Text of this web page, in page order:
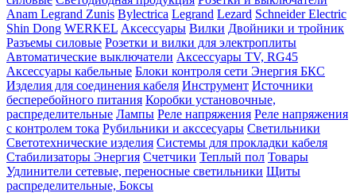
Anam Legrand Zunis Bylectrica Legrand Lezard Schneider Electric
Shin Dong WERKEL Аксессуары Вилки Двойники и тройник
Разъемы силовые Розетки и вилки для электроплиты
Автоматические выключатели Аксессуары TV, RG45
Аксессуары кабельные Блоки контроля сети Энергия БКС
Изделия для соединения кабеля Инструмент Источники
бесперебойного питания Коробки установочные,
распределительные Лампы Реле напряжения Реле напряжения
с контролем тока Рубильники и акссесуары Светильники
Светотехнические изделия Системы для прокладки кабеля
Стабилизаторы Энергия Счетчики Теплый пол Товары
Удлинители сетевые, переносные светильники Щиты
распределительные, Боксы